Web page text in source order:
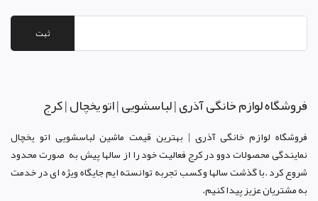
ثبت
فروشگاه لوازم خانگی آذری | لباسشویی | اتو یخچال | کرج
فروشگاه لوازم خانگی آذری | بهترین قیمت ماشین لباسشویی اتو یخچال
نمایندگی محصولات دوو در کرجفعالیت خود را از سالها پیش به صورت محدود
شروع کرد .با گذشت سالها و کسب تجربه توانسته ایم جایگاه ویژه ای در خدمت
به مشتریان عزیز پیدا کنیم.